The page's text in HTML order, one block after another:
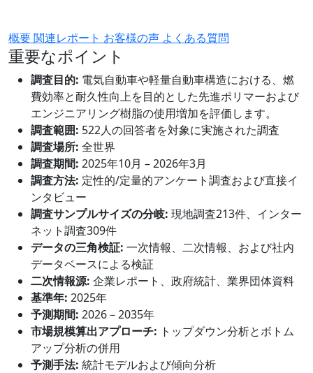
概要関連レポート お客様の声 よくある質問
重要なポイント
調査目的: 電気自動車や軽量自動車構造における、燃
費効率と耐久性向上を目的とした先進ポリマーおよび
エンジニアリング樹脂の使用増加を評価します。
調査範囲: 522人の回答者を対象に実施された調査
調査場所: 全世界
調査期間: 2025年10月 – 2026年3月
調査方法: 定性的/定量的アンケート調査および直接イ
ンタビュー
調査サンプルサイズの分岐: 現地調査213件、インター
ネット調査309件
データの三角検証: 一次情報、二次情報、および社内
データベースによる検証
二次情報源: 企業レポート、政府統計、業界団体資料
基準年: 2025年
予測期間: 2026－2035年
市場規模算出アプローチ: トップダウン分析とボトム
アップ分析の併用
予測手法: 統計モデルおよび傾向分析